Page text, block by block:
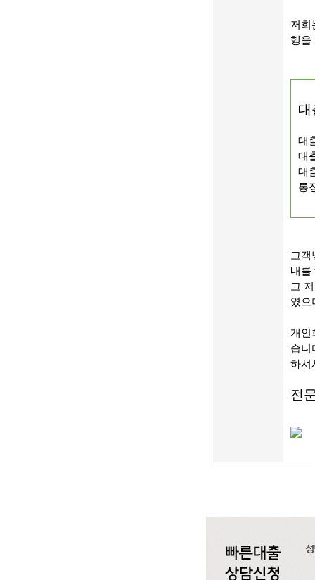
저희
행을
대
대
대
대
통
고객
내를
고
였으
개인
습니
하셔
전